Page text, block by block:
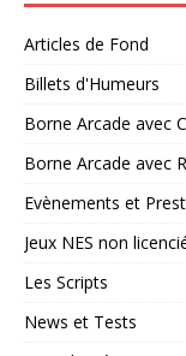
Articles de Fond
Billets d'Humeurs
Borne Arcade avec
Borne Arcade avec
Evènements et
Jeux NES non
Les Scripts
News et Tests